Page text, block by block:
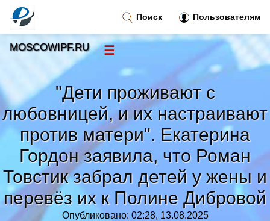
"Дети проживают с
любовницей, и их настраивают
против матери". Екатерина
Гордон заявила, что Роман
Товстик забрал детей у жены и
перевёз их к Полине Дибровой
Опубликовано: 02:28, 13.08.2025
Поиск Пользователям
MOSCOWIPF.RU ☰
Тренды новостей»
Рубрики»
Правила
Контакт »